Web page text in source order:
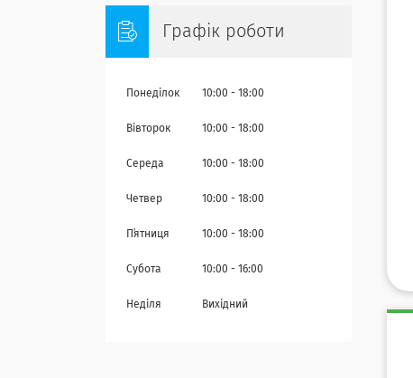
Графік роботи
Понеділок 10:00 18:00
Вівторок 10:00 18:00
Середа 10:00 18:00
Четвер 10:00 18:00
Пʼятниця 10:00 18:00
Субота 10:00 16:00
Неділя Вихідний